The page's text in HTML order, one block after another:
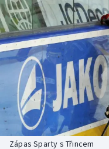
Cyklistika
DALŠÍ SPORTY
Americký fotbal
Baseball a softbal
Basketbal
NEPŘEHLÉDNĚTE
Soutěže
Historické návraty
Zápas Sparty s Třincem